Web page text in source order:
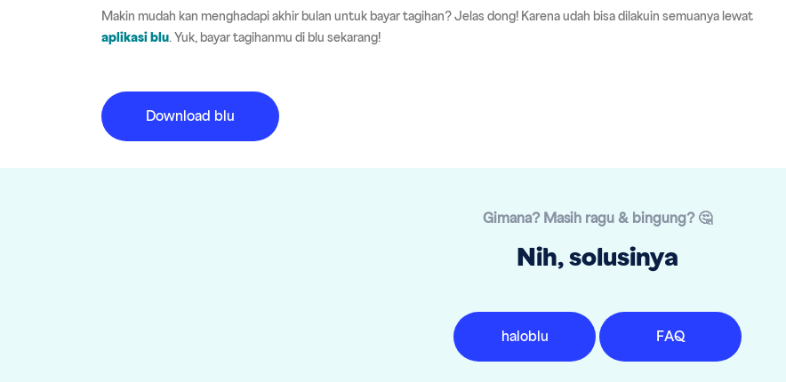
Makin mudah kan menghadapi akhir bulan untuk bayar tagihan? Jelas dong! Karena udah bisa dilakuin semuanya lewat
aplikasi blu. Yuk, bayar tagihanmu di blu sekarang!
Download blu
Gimana? Masih ragu & bingung? 🤔
Nih, solusinya
haloblu FAQ